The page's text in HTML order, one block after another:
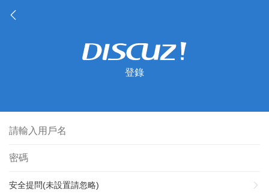
登錄
安全提問(未設置請忽略)